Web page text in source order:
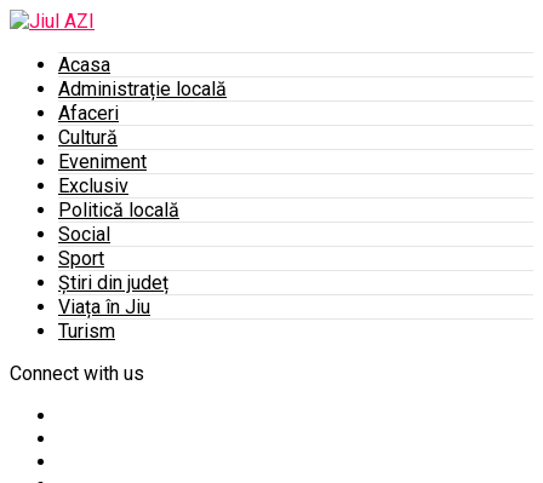
Acasa
Administrație locală
Afaceri
Cultură
Eveniment
Exclusiv
Politică locală
Social
Sport
Știri din județ
Viața în Jiu
Turism
Connect with us